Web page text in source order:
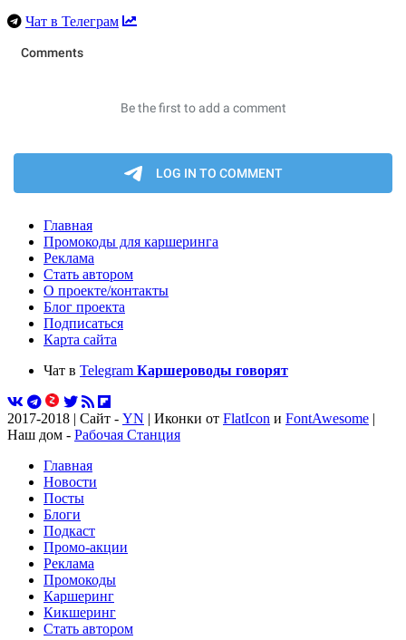
Чат в Телеграм
Главная
Промокоды для каршеринга
Реклама
Стать автором
О проекте/контакты
Блог проекта
Подписаться
Карта сайта
Чат в Telegram Каршероводы говорят
2017-2018 | Сайт - YN | Иконки от FlatIcon и FontAwesome |
Наш дом - Рабочая Станция
Главная
Новости
Посты
Блоги
Подкаст
Промо-акции
Реклама
Промокоды
Каршеринг
Кикшеринг
Стать автором